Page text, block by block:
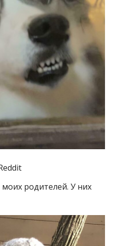
моих родителей. У них